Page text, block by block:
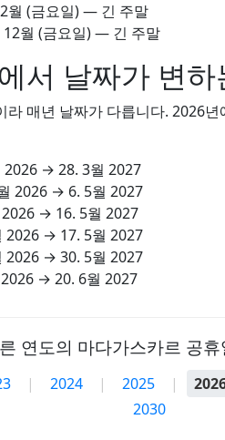
월 (금요일) — 긴 주말
월 (금요일) — 긴 주말
서 날짜가 변하
라 매년 날짜가 다릅니다. 2026
2026 → 28. 3월 2027
2026 → 6. 5월 2027
→ 16. 5월 2027
2026 → 17. 5월 2027
2026 → 30. 5월 2027
→ 20. 6월 2027
연도의 마다가스카르 공
| 2024 | 2025 |
2030